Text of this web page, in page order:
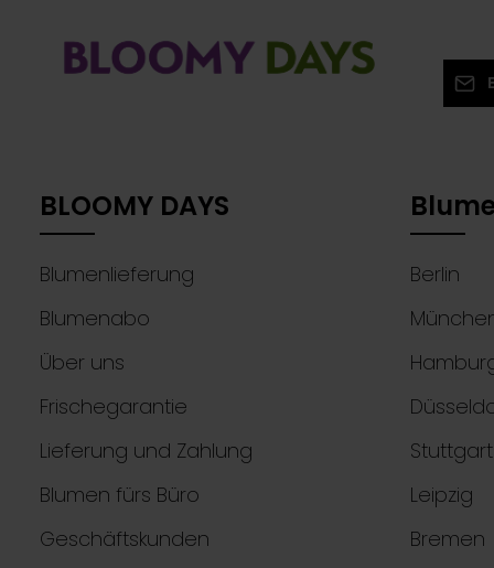
BLOOMY DAYS
Blumenlieferung
Blumenabo
Über uns
Frischegarantie
Lieferung und Zahlung
Blumen fürs Büro
Geschäftskunden
Berlin
Stuttgart
Leipzig
Bremen